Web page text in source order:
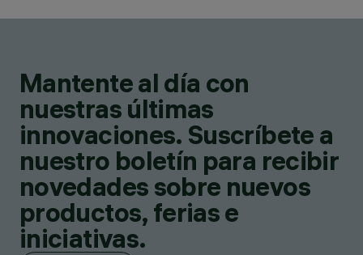
Mantente al día con
nuestras últimas
innovaciones. Suscríbete a
nuestro boletín para recibir
novedades sobre nuevos
productos, ferias e
iniciativas.